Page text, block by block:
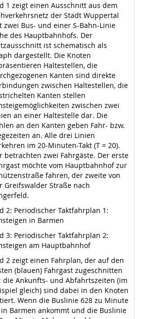
1 zeigt einen Ausschnitt aus dem
der Stadt Wuppertal
zwei Bus- und einer S-Bahn-Linie
des Hauptbahnhofs. Der
ist schematisch als
dargestellt. Die Knoten
Haltestellen, die
Kanten sind direkte
zwischen Haltestellen, die
Kanten stellen
zwischen zwei
an einer Haltestelle dar. Die
an den Kanten geben Fahr- bzw.
an. Alle drei Linien
im 20-Minuten-Takt (T = 20).
betrachten zwei Fahrgäste. Der erste
möchte vom Hauptbahnhof zur
fahren, der zweite von
Greifswalder Straße nach
2: Periodischer Taktfahrplan 1:
in Barmen
3: Periodischer Taktfahrplan 2:
am Hauptbahnhof
2 zeigt einen Fahrplan, der auf den
(blauen) Fahrgast zugeschnitten
die Ankunfts- und Abfahrtszeiten (im
gleich) sind dabei in den Knoten
Wenn die Buslinie 628 zu Minute
in Barmen ankommt und die Buslinie